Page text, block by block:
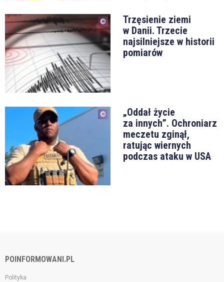
Trzęsienie ziemi
w Danii. Trzecie
najsilniejsze w historii
pomiarów
„Oddał życie
za innych”. Ochroniarz
meczetu zginął,
ratując wiernych
podczas ataku w USA
POINFORMOWANI.PL
Polityka